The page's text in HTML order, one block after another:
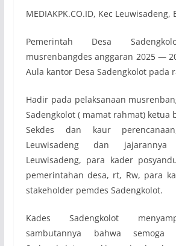
MEDIAKPK.CO.ID, Kec Leuwisadeng,
Pemerintah Desa
musrenbangdes anggaran 2025 —
Aula kantor Desa Sadengkolot pada
Hadir pada pelaksanaan
Sadengkolot ( mamat rahmat) ketua
Sekdes dan kaur
Leuwisadeng dan
Leuwisadeng, para kader
pemerintahan desa, rt, Rw, para
stakeholder pemdes Sadengkolot.
Kades Sadengkolot
sambutannya bahwa semoga